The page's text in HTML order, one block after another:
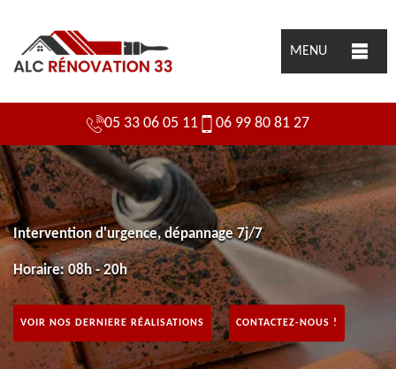
MENU
05 33 06 05 11 06 99 80 81 27
Intervention d'urgence, dépannage 7j/7
Horaire: 08h - 20h
VOIR NOS DERNIERE RÉALISATIONS CONTACTEZ-NOUS !